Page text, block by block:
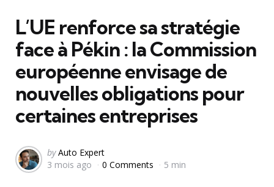
L’UE renforce sa stratégie
face à Pékin : la Commission
européenne envisage de
nouvelles obligations pour
certaines entreprises
Posted
by
by Auto Expert
3 mois ago
0 Comments 5 min